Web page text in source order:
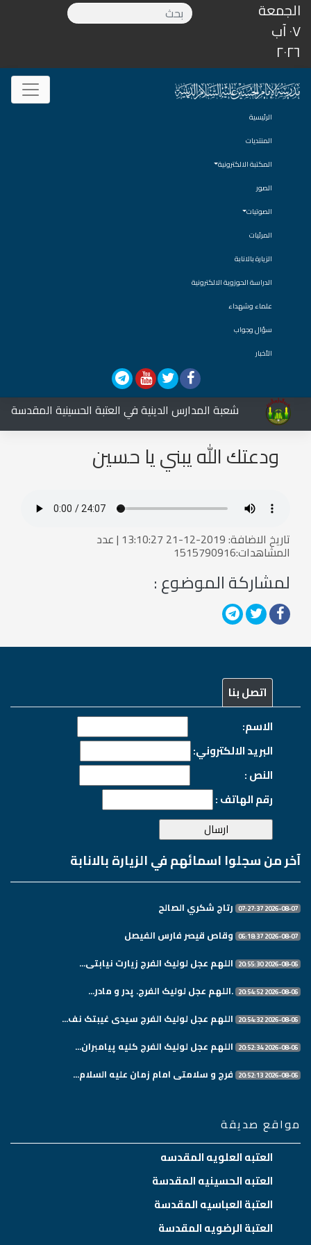
الجمعة
٠٧ آب
٢٠٢٦
الرئيسية
المنتديات
المكتبة الالكترونية
الصور
الصوتيات
المرئيات
الزيارة بالانابة
الدراسة الحوزوية الالكترونية
علماء وشهداء
سؤال وجواب
الأخبار
شعبة المدارس الدينية في العتبة الحسينية المقدسة
ودعتك الله يبني يا حسين
تاريخ الاضافة: 2019-12-21 13:10:27 | عدد
المشاهدات:1515790916
لمشاركة الموضوع :
اتصل بنا
الاسم:
البريد الالكتروني:
النص :
رقم الهاتف :
آخر من سجلوا اسمائهم في الزيارة بالانابة
2026-08-07 07:27:37 رتاج شكري الصالح
2026-08-07 06:18:37 وقاص قيصر فارس الفيصل
2026-08-06 20:55:30 اللهم عجل لولیک الفرج زیارت نیابتی...
2026-08-06 20:54:52 .اللهم عجل لولیک الفرج. پدر و مادر...
2026-08-06 20:54:32 اللهم عجل لولیک الفرج سیدی غیبتک نف...
2026-08-06 20:52:34 اللهم عجل لولیک الفرج کلیه پیامبران...
2026-08-06 20:52:13 فرج و سلامتی امام زمان علیه السلام...
مواقع صديقة
العتبه العلويه المقدسه
العتبه الحسينيه المقدسة
العتبة العباسيه المقدسة
العتبة الرضويه المقدسة